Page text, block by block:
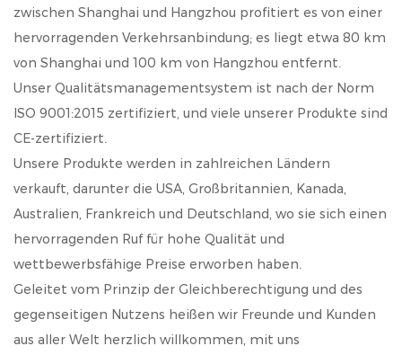
zwischen Shanghai und Hangzhou profitiert es von einer
hervorragenden Verkehrsanbindung; es liegt etwa 80 km
von Shanghai und 100 km von Hangzhou entfernt.
Unser Qualitätsmanagementsystem ist nach der Norm
ISO 9001:2015 zertifiziert, und viele unserer Produkte sind
CE-zertifiziert.
Unsere Produkte werden in zahlreichen Ländern
verkauft, darunter die USA, Großbritannien, Kanada,
Australien, Frankreich und Deutschland, wo sie sich einen
hervorragenden Ruf für hohe Qualität und
wettbewerbsfähige Preise erworben haben.
Geleitet vom Prinzip der Gleichberechtigung und des
gegenseitigen Nutzens heißen wir Freunde und Kunden
aus aller Welt herzlich willkommen, mit uns